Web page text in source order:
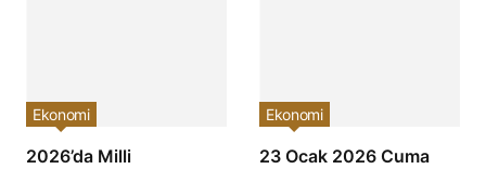
2026’da Milli
Ekonomi
23 Ocak 2026 Cuma
Ekonomi